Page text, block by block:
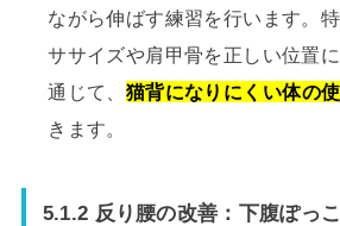
ながら伸ばす練習を行います。
ササイズや肩甲骨を正しい位置
通じて、 猫背になりにくい体の
きます。
5.1.2 反り腰の改善：下腹ぽっ